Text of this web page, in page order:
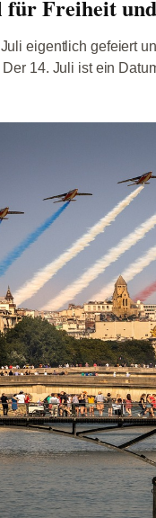
Freiheit
eigentlich gefeiert
14. Juli ist ein